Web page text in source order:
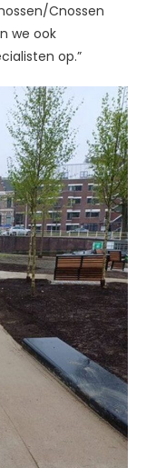
Cnossen
we ook
op.”